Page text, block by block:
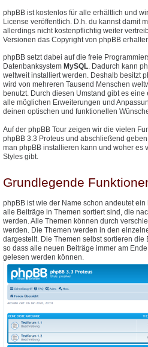
phpBB ist kostenlos für alle erhältlich und
License veröffentlich. D.h. du kannst damit
allerdings nicht kostenpflichtig weiter
Versionen das Copyright von phpBB
phpBB setzt dabei auf die freie
Datenbanksystem MySQL. Dadurch kann
weltweit installiert werden. Deshalb besitzt
wird von mehreren Tausend Menschen
benutzt. Durch diesen Umstand gibt es
alle möglichen Erweiterungen und
deinen optischen und funktionellen
Auf der phpBB Tour zeigen wir die vielen
phpBB 3.3 Proteus und abschließend
man phpBB installieren kann und woher es
Styles gibt.
Grundlegende
phpBB ist wie der Name schon andeutet ein
alle Beiträge in Themen sortiert sind, die
werden. Alle Themen können durch
werden. Die Themen werden in den
dargestellt. Die Themen selbst sortieren
so dass alle neuen Beiträge immer am
gelesen werden können.